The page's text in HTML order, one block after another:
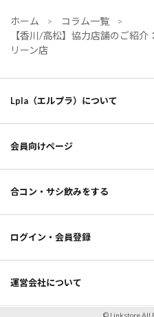
ホーム
コラム一覧
【香川/高松】協力店舗のご紹
リーン店
運営会社について
合コン・サシ飲みをする
ログイン・会員登録
会員向けページ
Lpla（エルプラ）について
© Linkstore All